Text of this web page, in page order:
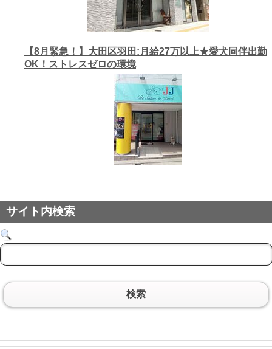
【8月緊急！】大田区羽田:月給27万以上★愛犬同伴出勤
OK！ストレスゼロの環境
サイト内検索
検索